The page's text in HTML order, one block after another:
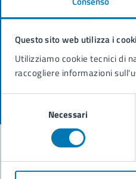
Questo sito web utilizza i
Utilizziamo cookie tecnici di
raccogliere informazioni
consenso
Necessari